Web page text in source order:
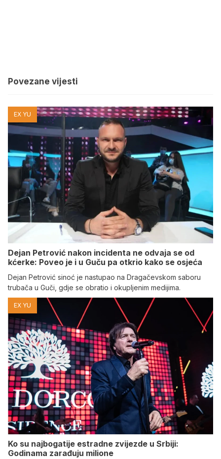
Povezane vijesti
EX YU
Dejan Petrović nakon incidenta ne odvaja se od
kćerke: Poveo je i u Guču pa otkrio kako se osjeća
Dejan Petrović sinoć je nastupao na Dragačevskom saboru
trubača u Guči, gdje se obratio i okupljenim medijima.
EX YU
Ko su najbogatije estradne zvijezde u Srbiji:
Godinama zarađuju milione